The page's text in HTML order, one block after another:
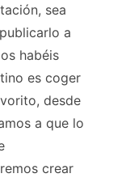
sea
a
habéis
es coger
desde
a que lo
crear